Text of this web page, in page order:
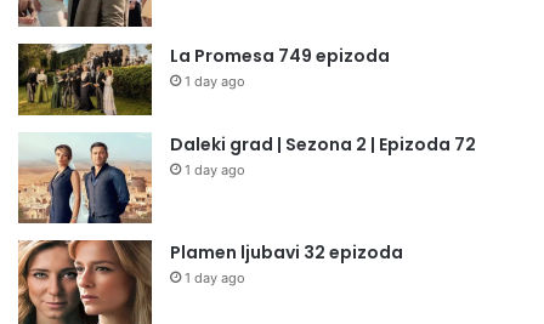
La Promesa 749 epizoda
1 day ago
Daleki grad | Sezona 2 | Epizoda 72
1 day ago
Plamen ljubavi 32 epizoda
1 day ago